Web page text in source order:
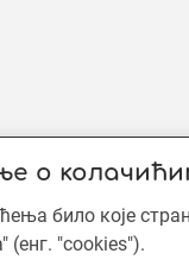
о
било које
(енг. "cookies").
доо. Сва права
је забрањена.